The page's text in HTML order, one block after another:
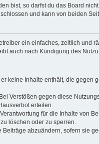
bist, so darfst du das Board
und kann von beiden
ein einfaches, zeitlich
auch nach Kündigung des
keine Inhalte enthält, die
Verstößen gegen diese
erteilen.
für die Inhalte von
löschen oder zu sperren.
abzuändern, sofern sie